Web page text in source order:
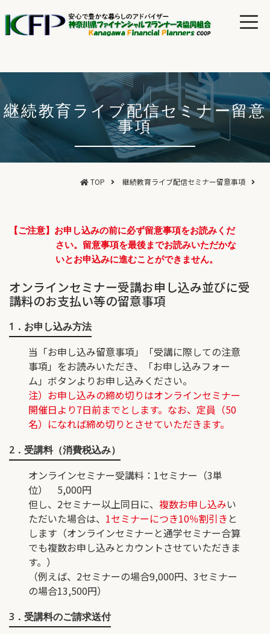
継続教育ライブ配信セミナー留意
事項
TOP 継続教育ライブ配信セミナー留意事項
【ご注意】お申し込みの前に必ず留意事項をお読みくだ
さい。留意事項を最後までお読みいただかな
いとお申込みに進むことができません。
オンラインセミナー受講お申し込み並びに受
講料のお支払い等の留意事項
1．お申し込み方法
当「お申し込み留意事項」「受講に際しての注意
事項」をお読みいただき、「お申し込みフォー
ム」ボタンよりお申し込みください。
注）お申し込みの締め切りはオンラインセミナー
開催日より7日前までとします。なお、定員（50
名）になれば締め切りとさせていただきます。
2．受講料（消費税込み）
オンラインセミナー受講料 ：1セミナー（3単
位） 5,000円
但し、2セミナー以上同日に、 複数お申し込みい
ただいた場合は、 1セミナーにつき10％割引き と
します（オンラインセミナーと通学セミナー合算
でも複数お申し込みとカウントさせていただきま
す。）
（例えば、2セミナーの場合9,000円、3セミナー
の場合13,500円）
3．受講料のご請求送付